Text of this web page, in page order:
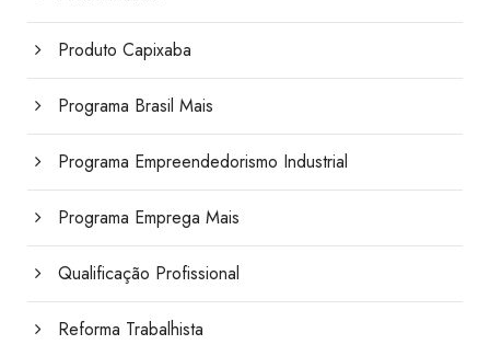
Produto Capixaba
Programa Brasil Mais
Programa Empreendedorismo Industrial
Programa Emprega Mais
Qualificação Profissional
Reforma Trabalhista